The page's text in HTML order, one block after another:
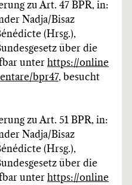
zu Art. 47 BPR, in:
Nadja/Bisaz
(Hrsg.),
über die
unter https://online
bpr47, besucht
zu Art. 51 BPR, in:
Nadja/Bisaz
(Hrsg.),
über die
unter https://online